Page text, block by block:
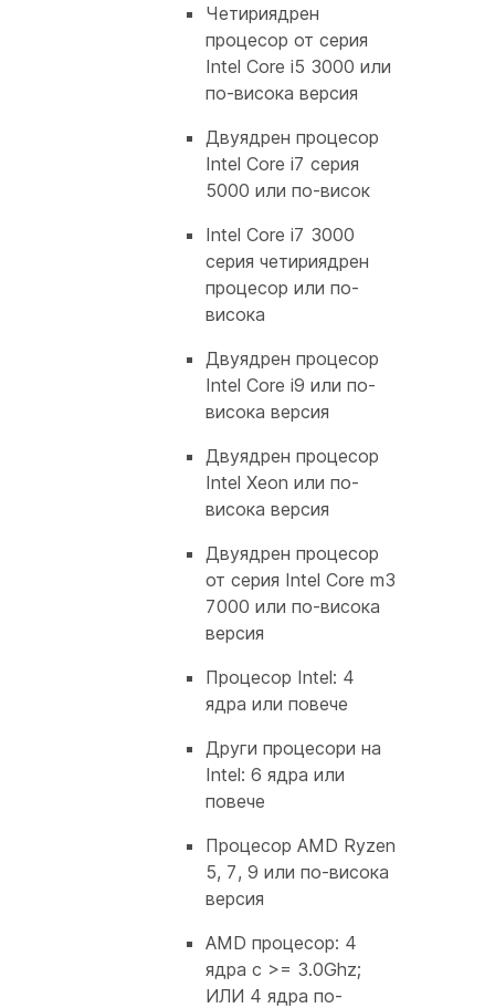
Четириядрен
процесор от серия
Intel Core i5 3000 или
по-висока версия
Двуядрен процесор
Intel Core i7 серия
5000 или по-висок
Intel Core i7 3000
серия четириядрен
процесор или по-
висока
Двуядрен процесор
Intel Core i9 или по-
висока версия
Двуядрен процесор
Intel Xeon или по-
висока версия
Двуядрен процесор
от серия Intel Core m3
7000 или по-висока
версия
Процесор Intel: 4
ядра или повече
Други процесори на
Intel: 6 ядра или
повече
Процесор AMD Ryzen
5, 7, 9 или по-висока
версия
AMD процесор: 4
ядра с >= 3.0Ghz;
ИЛИ 4 ядра по-